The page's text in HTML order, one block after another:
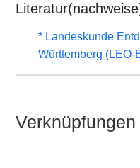
* Landeskunde
Württemberg (LEO-
Verknüpfungen